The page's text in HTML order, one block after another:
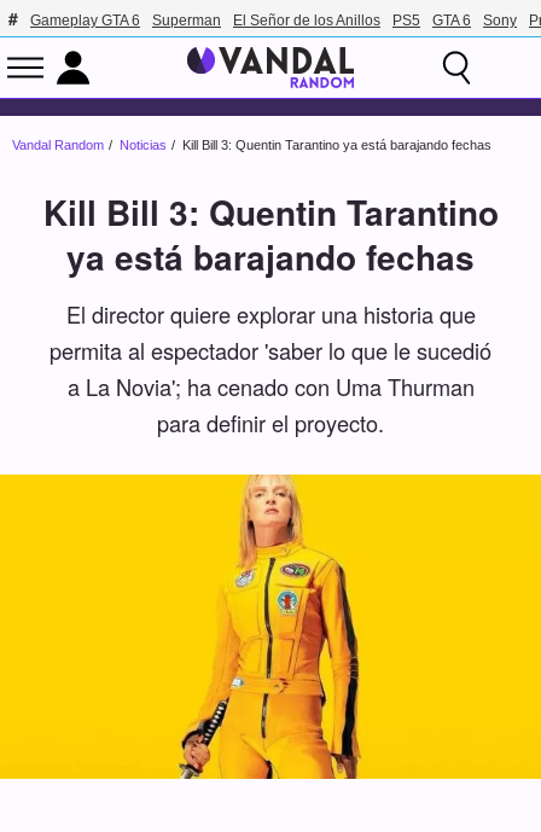
Gameplay GTA 6 Superman El Señor de los Anillos PS5 GTA 6 Sony
Vandal Random Noticias Kill Bill 3: Quentin Tarantino ya está barajando fechas
Kill Bill 3: Quentin Tarantino
ya está barajando fechas
El director quiere explorar una historia que
permita al espectador 'saber lo que le sucedió
a La Novia'; ha cenado con Uma Thurman
para definir el proyecto.